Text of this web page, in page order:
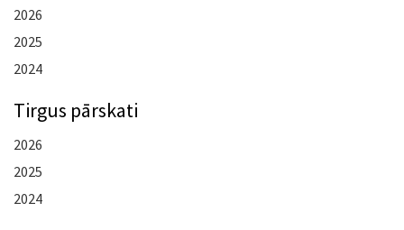
2026
2025
2024
Tirgus pārskati
2026
2025
2024